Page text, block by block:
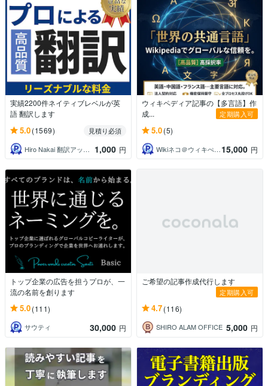
実績2200件ネイティブレベルが英
語 翻訳します
5.0(1569)
見積り必須
Hiro Nakai 翻訳アップデート
1,000 円
ウィキペディア記事の【多言語】作
成...
定期購入可
5.0(5)
Wikiネコ＠ウィキぺディアの専門家 15,000 円
トップ企業の広告を担うプロが、一
流の名前を創ります
5.0(111)
サウティ 30,000 円
ご希望の記事作成代行します
定期購入可
4.7(116)
SHIRO ALAM OFFICE 5,000 円